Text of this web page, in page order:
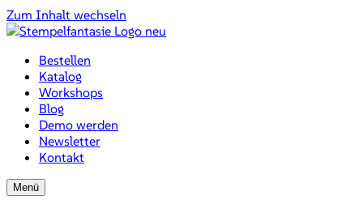
Zum Inhalt wechseln
Bestellen
Katalog
Workshops
Blog
Demo werden
Newsletter
Kontakt
Menü